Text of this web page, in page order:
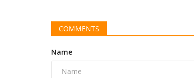
COMMENTS
Name